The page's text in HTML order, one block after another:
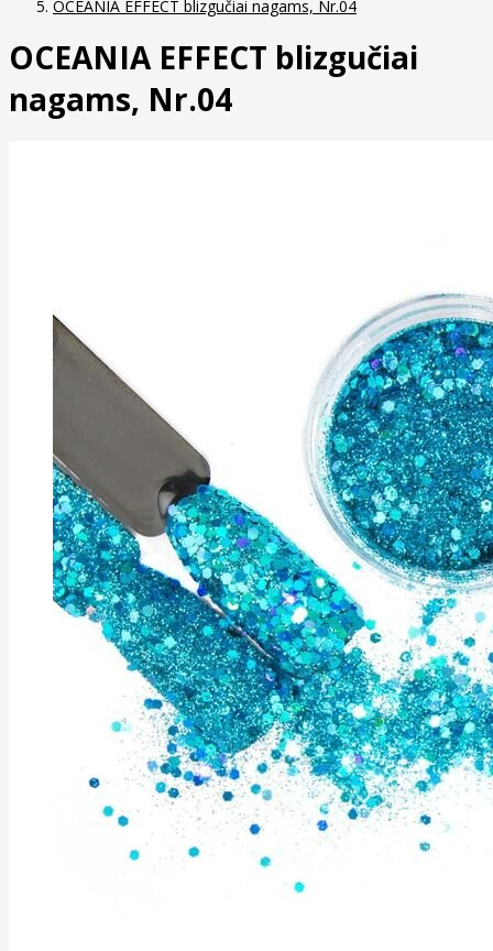
OCEANIA EFFECT blizgučiai nagams, Nr.04
OCEANIA EFFECT blizgučiai
nagams, Nr.04